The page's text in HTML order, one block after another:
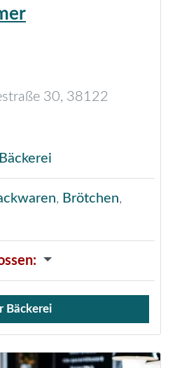
30, 38122
Bäckerei
, Brötchen,
:
Bäckerei